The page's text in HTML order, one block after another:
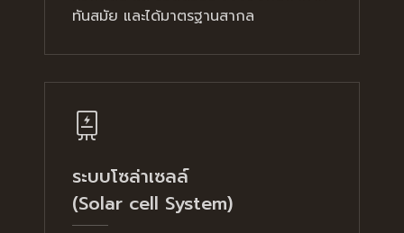
ทันสมัย และได้มาตรฐานสากล
ระบบโซล่าเซลล์
(Solar cell System)